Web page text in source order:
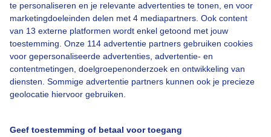
te personaliseren en je relevante advertenties te tonen, en voor
marketingdoeleinden delen met 4 mediapartners. Ook content
van 13 externe platformen wordt enkel getoond met jouw
toestemming. Onze 114 advertentie partners gebruiken cookies
voor gepersonaliseerde advertenties, advertentie- en
contentmetingen, doelgroepenonderzoek en ontwikkeling van
diensten. Sommige advertentie partners kunnen ook je precieze
geolocatie hiervoor gebruiken.
Geef toestemming of betaal voor toegang
Over Buienradar